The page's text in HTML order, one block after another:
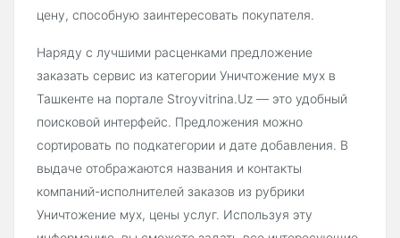
цену, способную заинтересовать покупателя.
Наряду с лучшими расценками предложение
заказать сервис из категории Уничтожение мух в
Ташкенте на портале Stroyvitrina.Uz — это удобный
поисковой интерфейс. Предложения можно
сортировать по подкатегории и дате добавления. В
выдаче отображаются названия и контакты
компаний-исполнителей заказов из рубрики
Уничтожение мух, цены услуг. Используя эту